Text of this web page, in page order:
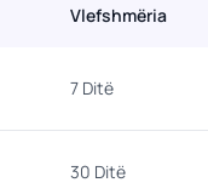
Vlefshmëria
7 Ditë
30 Ditë